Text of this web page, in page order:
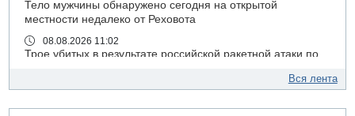
Тело мужчины обнаружено сегодня на открытой
местности недалеко от Реховота
08.08.2026 11:02
Трое убитых в результате российской ракетной атаки по
07.08.2026 20:43
Вся лента